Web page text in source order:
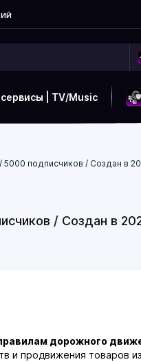
| TV/Music
подписчиков / Создан в
/ Создан в
дорожного
и продвижения товаров